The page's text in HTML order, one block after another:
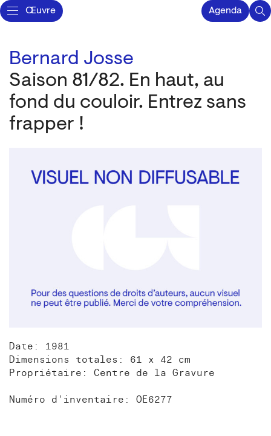
Œuvre Agenda
Bernard Josse
Saison 81/82. En haut, au
fond du couloir. Entrez sans
frapper !
Date: 1981
Dimensions totales: 61 x 42 cm
Propriétaire: Centre de la Gravure
Numéro d'inventaire: OE6277